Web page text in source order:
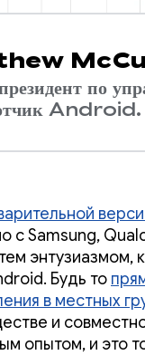
по
Android.
с Samsung,
энтузиазмом,
Будь то
в местных
и
опытом, и это